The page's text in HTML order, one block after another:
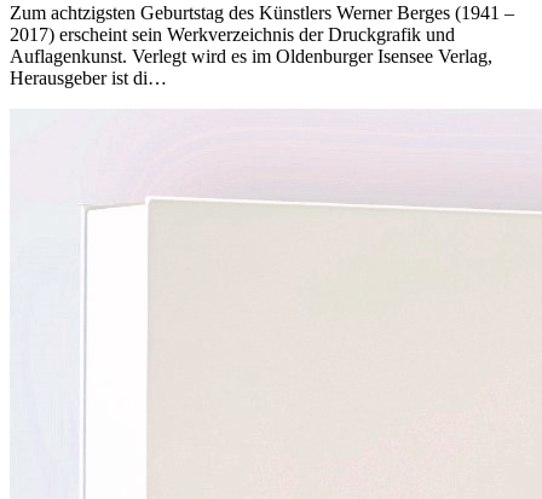
Zum achtzigsten Geburtstag des Künstlers Werner Berges (1941 –
2017) erscheint sein Werkverzeichnis der Druckgrafik und
Auflagenkunst. Verlegt wird es im Oldenburger Isensee Verlag,
Herausgeber ist di…